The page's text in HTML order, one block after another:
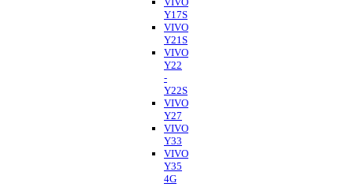
Y17S
VIVO
Y21S
VIVO
Y22
-
Y22S
VIVO
Y27
VIVO
Y33
VIVO
Y35
4G